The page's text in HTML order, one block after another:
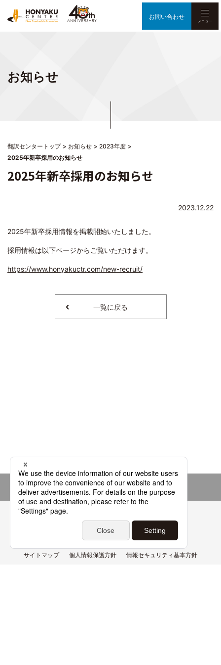
メニュー
お問い合わせ
お知らせ
翻訳センタートップ お知らせ
2023年度
2025年新卒採用のお知らせ
2025年新卒採用のお知らせ
2023.12.22
2025年新卒採用情報を掲載開始いたしました。
採用情報は以下ページからご覧いただけます。
https://www.honyakuctr.com/new-recruit/
一覧に戻る
Page top
よくあるご質問 基本用語解説集
サイトマップ 個人情報保護方針 情報セキュリティ基本方針